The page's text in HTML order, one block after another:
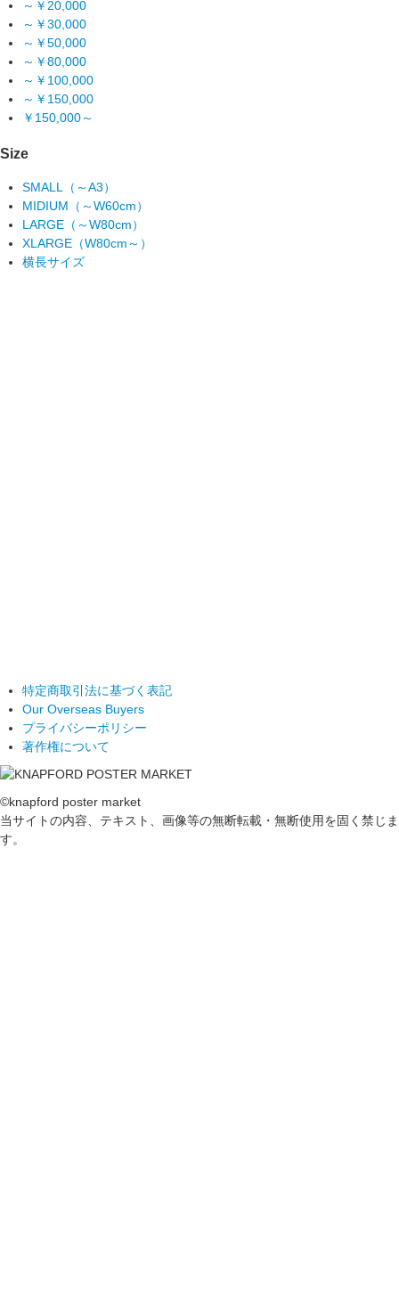
～￥20,000
～￥30,000
～￥50,000
～￥80,000
～￥100,000
～￥150,000
￥150,000～
Size
SMALL（～A3）
MIDIUM（～W60cm）
LARGE（～W80cm）
XLARGE（W80cm～）
横長サイズ
特定商取引法に基づく表記
Our Overseas Buyers
プライバシーポリシー
著作権について
©knapford poster market
当サイトの内容、テキスト、画像等の無断転載・無断使用を固く禁じま
す。